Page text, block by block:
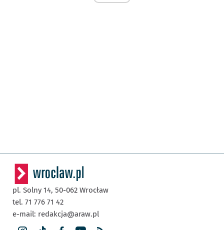
pl. Solny 14, 50-062 Wrocław
tel. 71 776 71 42
e-mail: redakcja@araw.pl